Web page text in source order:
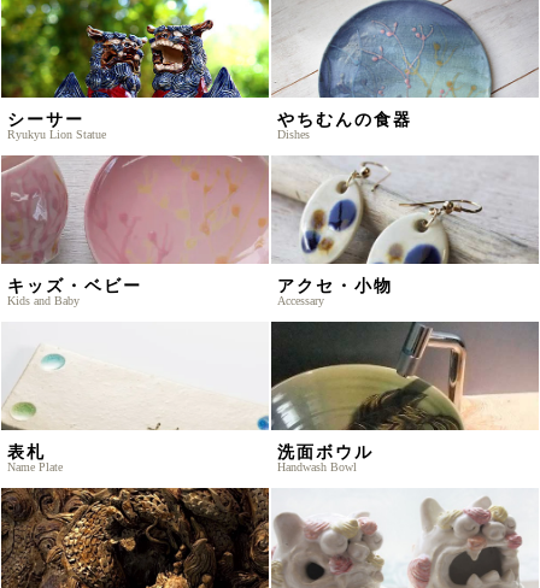
シーサー
Ryukyu Lion Statue
やちむんの食器
Dishes
キッズ・ベビー
Kids and Baby
アクセ・小物
Accessary
表札
Name Plate
洗面ボウル
Handwash Bowl